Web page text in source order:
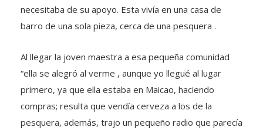
necesitaba de su apoyo. Esta vivía en una casa de
barro de una sola pieza, cerca de una pesquera .
Al llegar la joven maestra a esa pequeña comunidad
“ella se alegró al verme , aunque yo llegué al lugar
primero, ya que ella estaba en Maicao, haciendo
compras; resulta que vendía cerveza a los de la
pesquera, además, trajo un pequeño radio que parecía